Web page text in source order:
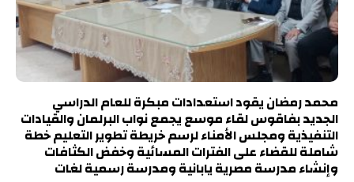
محمد رمضان يقود استعدادات مبكرة للعام الدراسي
الجديد بفاقوس لقاء موسع يجمع نواب البرلمان والقيادات
التنفيذية ومجلس الأمناء لرسم خريطة تطوير التعليم خطة
شاملة للقضاء على الفترات المسائية وخفض الكثافات
وإنشاء مدرسة مصرية يابانية ومدرسة رسمية لغات